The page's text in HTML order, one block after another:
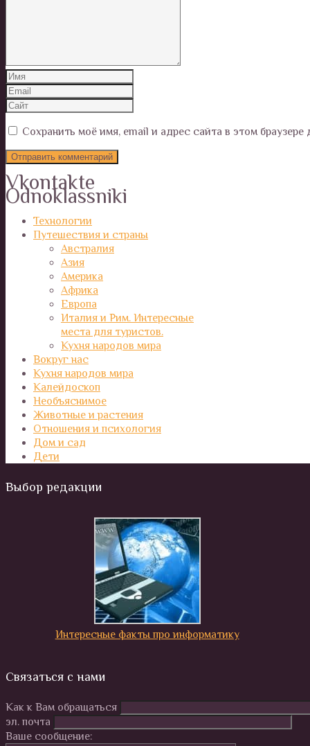
Сохранить моё имя, email и адрес сайта в этом
Vkontakte
Odnoklassniki
Технологии
Путешествия и страны
Австралия
Азия
Америка
Африка
Европа
Италия и Рим. Интересные
места для туристов.
Кухня народов мира
Вокруг нас
Кухня народов мира
Калейдоскоп
Необъяснимое
Животные и растения
Отношения и психология
Дом и сад
Дети
Выбор редакции
Интересные факты про информатику
Связаться с нами
Как к Вам обращаться
эл. почта
Ваше сообщение: